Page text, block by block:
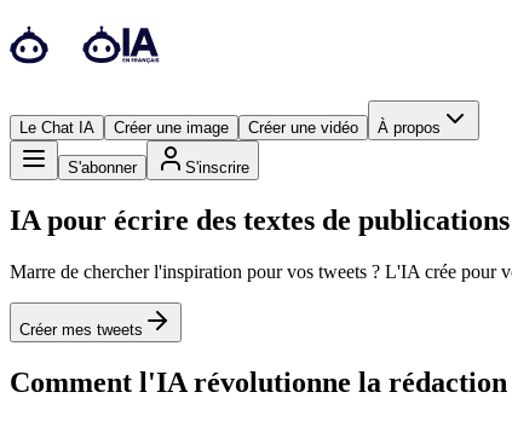
Le Chat IA Créer une image Créer une vidéo À propos
S'abonner S'inscrire
IA pour écrire des textes de
Marre de chercher l'inspiration pour vos tweets ? L'IA crée pour
Créer mes tweets
Comment l'IA révolutionne la rédaction